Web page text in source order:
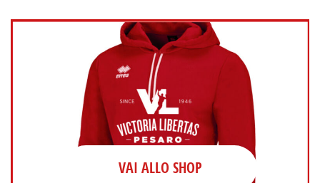
articoli
VAI ALLO SHOP